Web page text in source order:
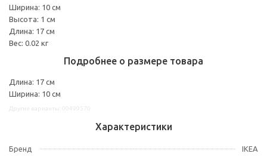
Ширина: 10 см
Высота: 1 см
Длина: 17 см
Вес: 0.02 кг
Подробнее о размере товара
Длина: 17 см
Ширина: 10 см
Характеристики
Бренд IKEA